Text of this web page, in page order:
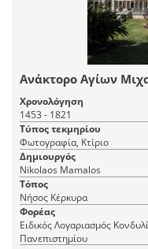
Ανάκτορο Αγίων
Χρονολόγηση
1453 - 1821
Τύπος τεκμηρίου
Φωτογραφία, Κτίριο
Δημιουργός
Nikolaos Mamalos
Τόπος
Νήσος Κέρκυρα
Φορέας
Ειδικός Λογαριασμός
Πανεπιστημίου